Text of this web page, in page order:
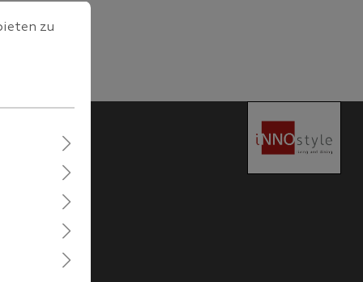
zu können.
zu